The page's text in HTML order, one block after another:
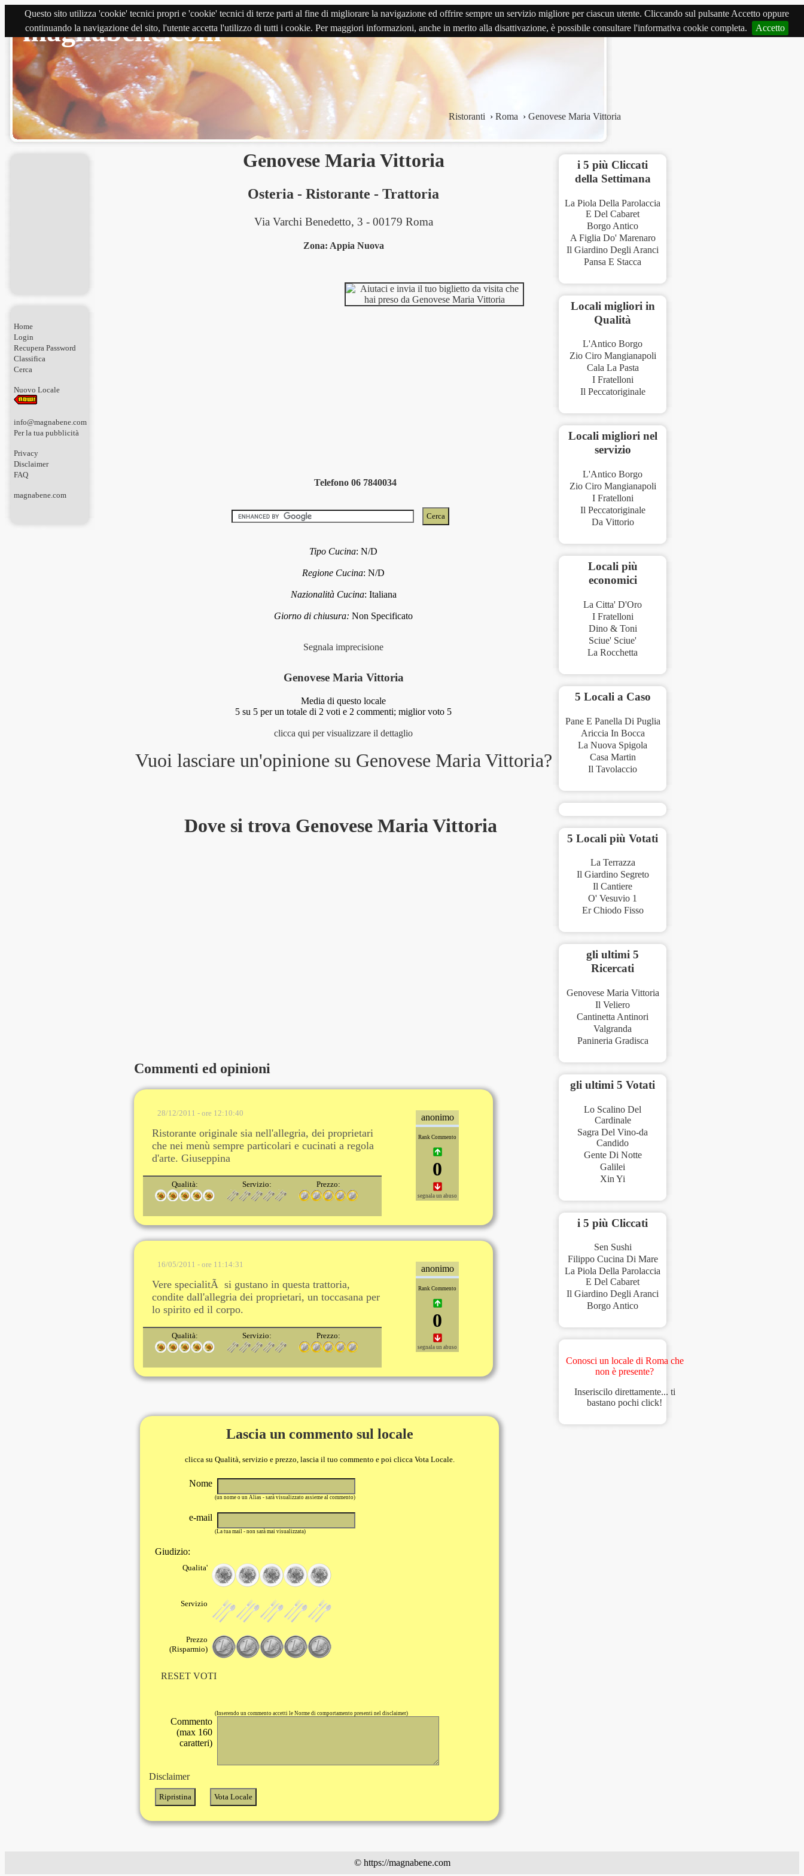
Questo sito utilizza 'cookie' tecnici propri e 'cookie' tecnici di terze parti al fine di migliorare la navigazione ed offrire sempre un servizio migliore per ciascun utente. Cliccando sul pulsante Accetto oppure
continuando la navigazione del sito, l'utente accetta l'utilizzo di tutti i cookie. Per maggiori informazioni, anche in merito alla disattivazione, è possibile consultare l'informativa cookie completa.
Accetto
magnabene.com
Ristoranti › Roma › Genovese Maria Vittoria
Home
Login
Recupera Password
Classifica
Cerca
Nuovo Locale
info@magnabene.com
Per la tua pubblicità
Privacy
Disclaimer
FAQ
magnabene.com
Genovese Maria Vittoria
Osteria -Ristorante -Trattoria
Via Varchi Benedetto, 3 - 00179 Roma
Zona: Appia Nuova
Telefono 06 7840034
Tipo Cucina:N/D
Regione Cucina:N/D
Nazionalità Cucina: Italiana
Giorno di chiusura:Non Specificato
Segnala imprecisione
Genovese Maria Vittoria
Media di questo locale
5 su 5 per un totale di 2 voti e 2 commenti;miglior voto 5
clicca qui per visualizzare il dettaglio
Vuoi lasciare un'opinione su Genovese Maria Vittoria?
Dove si trova Genovese Maria Vittoria
Commenti ed opinioni
28/12/2011 - ore 12:10:40
Ristorante originale sia nell'allegria, dei proprietari
che nei menù sempre particolari e cucinati a regola
d'arte. Giuseppina
Qualità: Servizio: Prezzo:
anonimo
Rank Commento
0
segnala un abuso
16/05/2011 - ore 11:14:31
Vere specialitÃ si gustano in questa trattoria,
condite dall'allegria dei proprietari, un toccasana per
lo spirito ed il corpo.
Qualità: Servizio: Prezzo:
anonimo
Rank Commento
0
segnala un abuso
Lascia un commento sul locale
clicca su Qualità, servizio e prezzo, lascia il tuo commento e poi clicca Vota Locale.
Nome
(un nome o un Alias - sarà visualizzato assieme al commento)
e-mail
(La tua mail - non sarà mai visualizzata)
Giudizio:
Qualita'
Servizio
Prezzo
(Risparmio)
RESET VOTI
(Inserendo un commento accetti le Norme di comportamento presenti nel disclaimer)
Commento
(max 160
caratteri)
Disclaimer
i 5 più Cliccati
della Settimana
La Piola Della Parolaccia
E Del Cabaret
Borgo Antico
A Figlia Do' Marenaro
Il Giardino Degli Aranci
Pansa E Stacca
Locali migliori in
Qualità
L'Antico Borgo
Zio Ciro Mangianapoli
Cala La Pasta
I Fratelloni
Il Peccatoriginale
Locali migliori nel
servizio
L'Antico Borgo
Zio Ciro Mangianapoli
I Fratelloni
Il Peccatoriginale
Da Vittorio
Locali più
economici
La Citta' D'Oro
I Fratelloni
Dino & Toni
Sciue' Sciue'
La Rocchetta
5 Locali a Caso
Pane E Panella Di Puglia
Ariccia In Bocca
La Nuova Spigola
Casa Martin
Il Tavolaccio
5 Locali più Votati
La Terrazza
Il Giardino Segreto
Il Cantiere
O' Vesuvio 1
Er Chiodo Fisso
gli ultimi 5
Ricercati
Genovese Maria Vittoria
Il Veliero
Cantinetta Antinori
Valgranda
Panineria Gradisca
gli ultimi 5 Votati
Lo Scalino Del
Cardinale
Sagra Del Vino-da
Candido
Gente Di Notte
Galilei
Xin Yi
i 5 più Cliccati
Sen Sushi
Filippo Cucina Di Mare
La Piola Della Parolaccia
E Del Cabaret
Il Giardino Degli Aranci
Borgo Antico
Conosci un locale di Roma che
non è presente?
Inseriscilo direttamente... ti
bastano pochi click!
© https://magnabene.com